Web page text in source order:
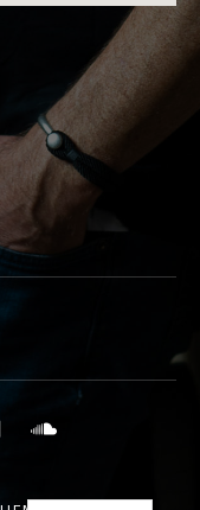
Bandcamp
Soundcloud